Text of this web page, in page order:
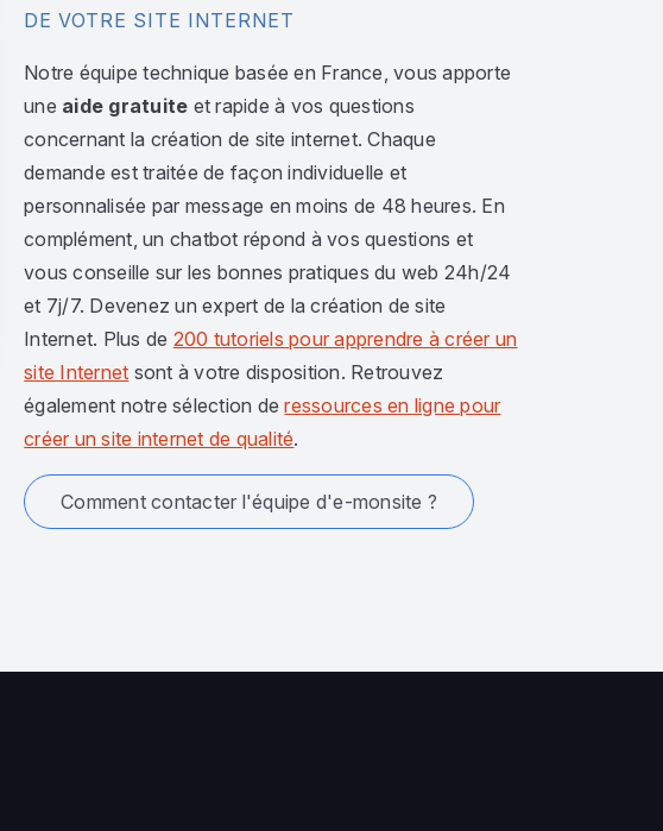
DE VOTRE SITE INTERNET
Notre équipe technique basée en France, vous apporte
une aide gratuite et rapide à vos questions
concernant la création de site internet. Chaque
demande est traitée de façon individuelle et
personnalisée par message en moins de 48 heures. En
complément, un chatbot répond à vos questions et
vous conseille sur les bonnes pratiques du web 24h/24
et 7j/7. Devenez un expert de la création de site
Internet. Plus de 200 tutoriels pour apprendre à créer un
site Internet sont à votre disposition. Retrouvez
également notre sélection deressources en ligne pour
créer un site internet de qualité.
Comment contacter l'équipe d'e-monsite ?